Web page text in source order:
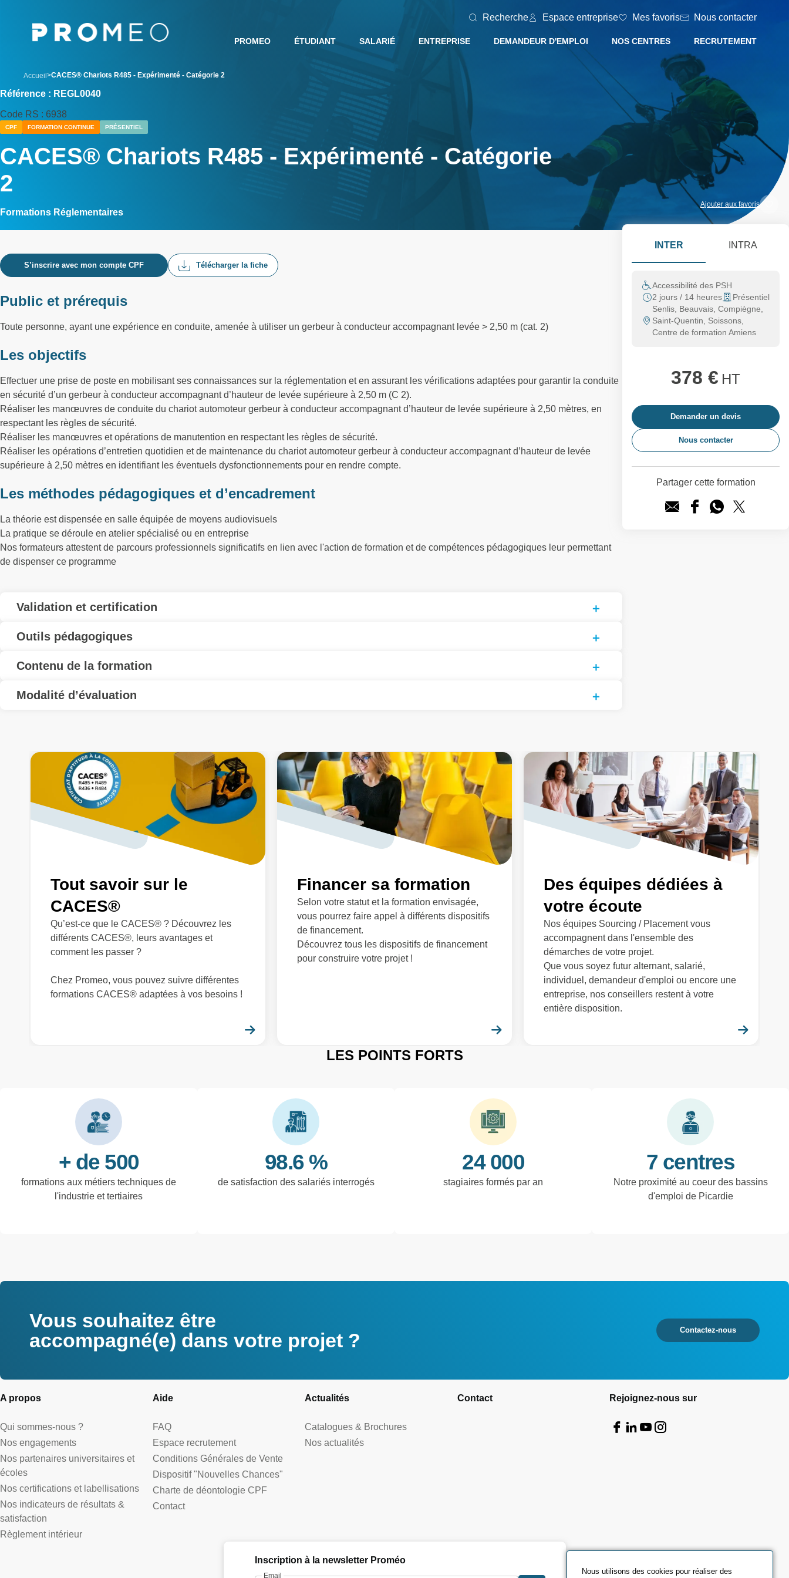
Recherche Espace entreprise Mes favoris Nous contacter
PROMEO ÉTUDIANT SALARIÉ ENTREPRISE DEMANDEUR D'EMPLOI NOS CENTRES RECRUTEMENT
Accueil CACES® Chariots R485 - Expérimenté - Catégorie 2
Référence : REGL0040
Code RS : 6938
CPF FORMATION CONTINUE PRÉSENTIEL
CACES® Chariots R485 - Expérimenté - Catégorie
2
Formations Réglementaires
Ajouter aux favoris
S’inscrire avec mon compte CPF Télécharger la fiche
Public et prérequis
Toute personne, ayant une expérience en conduite, amenée à utiliser un gerbeur à conducteur accompagnant levée > 2,50 m (cat. 2)
Les objectifs
Effectuer une prise de poste en mobilisant ses connaissances sur la réglementation et en assurant les vérifications adaptées pour garantir la conduite
en sécurité d’un gerbeur à conducteur accompagnant d’hauteur de levée supérieure à 2,50 m (C 2).
Réaliser les manœuvres de conduite du chariot automoteur gerbeur à conducteur accompagnant d’hauteur de levée supérieure à 2,50 mètres, en
respectant les règles de sécurité.
Réaliser les manœuvres et opérations de manutention en respectant les règles de sécurité.
Réaliser les opérations d’entretien quotidien et de maintenance du chariot automoteur gerbeur à conducteur accompagnant d’hauteur de levée
supérieure à 2,50 mètres en identifiant les éventuels dysfonctionnements pour en rendre compte.
Les méthodes pédagogiques et d’encadrement
La théorie est dispensée en salle équipée de moyens audiovisuels
La pratique se déroule en atelier spécialisé ou en entreprise
Nos formateurs attestent de parcours professionnels significatifs en lien avec l'action de formation et de compétences pédagogiques leur permettant
de dispenser ce programme
Validation et certification
Outils pédagogiques
Contenu de la formation
Modalité d’évaluation
INTER INTRA
Accessibilité des PSH
2 jours / 14 heures
Présentiel
Senlis, Beauvais, Compiègne,
Saint-Quentin, Soissons,
Centre de formation Amiens
378 € HT
Demander un devis
Nous contacter
Partager cette formation
Tout savoir sur le
CACES®
Qu’est-ce que le CACES® ? Découvrez les
différents CACES®, leurs avantages et
comment les passer ?
Chez Promeo, vous pouvez suivre différentes
formations CACES® adaptées à vos besoins !
Financer sa formation
Selon votre statut et la formation envisagée,
vous pourrez faire appel à différents dispositifs
de financement.
Découvrez tous les dispositifs de financement
pour construire votre projet !
Des équipes dédiées à
votre écoute
Nos équipes Sourcing / Placement vous
accompagnent dans l'ensemble des
démarches de votre projet.
Que vous soyez futur alternant, salarié,
individuel, demandeur d'emploi ou encore une
entreprise, nos conseillers restent à votre
entière disposition.
LES POINTS FORTS
+ de 500
formations aux métiers techniques de
l'industrie et tertiaires
98.6 %
de satisfaction des salariés interrogés
24 000
stagiaires formés par an
7 centres
Notre proximité au coeur des bassins
d'emploi de Picardie
Vous souhaitez être
accompagné(e) dans votre projet ?
Contactez-nous
A propos
Qui sommes-nous ?
Nos engagements
Nos partenaires universitaires et
écoles
Nos certifications et labellisations
Nos indicateurs de résultats &
satisfaction
Règlement intérieur
Aide
FAQ
Espace recrutement
Conditions Générales de Vente
Dispositif "Nouvelles Chances"
Charte de déontologie CPF
Contact
Actualités
Catalogues & Brochures
Nos actualités
Contact Rejoignez-nous sur
Inscription à la newsletter Proméo
Email
Nous utilisons des cookies pour réaliser des